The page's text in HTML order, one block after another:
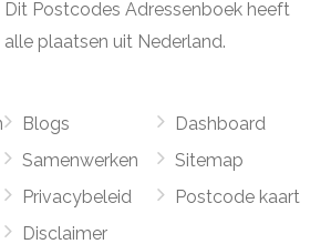
Dit Postcodes Adressenboek heeft
plaatsen uit Nederland.
Blogs
Samenwerken
Privacybeleid
Disclaimer
Dashboard
Sitemap
Postcode kaart